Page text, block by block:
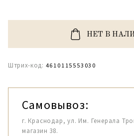
НЕТ В
Штрих-код: 4610115553030
Самовывоз:
г. Краснодар, ул. Им. Генерала
магазин 38.